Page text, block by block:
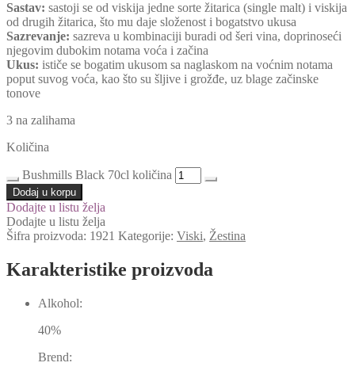
Sastav: sastoji se od viskija jedne sorte žitarica (single malt) i viskija
od drugih žitarica, što mu daje složenost i bogatstvo ukusa
Sazrevanje: sazreva u kombinaciji buradi od šeri vina, doprinoseći
njegovim dubokim notama voća i začina
Ukus: ističe se bogatim ukusom sa naglaskom na voćnim notama
poput suvog voća, kao što su šljive i grožđe, uz blage začinske
tonove
3 na zalihama
Količina
Bushmills Black 70cl količina
Dodaj u korpu
Dodajte u listu želja
Dodajte u listu želja
Šifra proizvoda: 1921 Kategorije: Viski, Žestina
Karakteristike proizvoda
Alkohol:
40%
Brend: